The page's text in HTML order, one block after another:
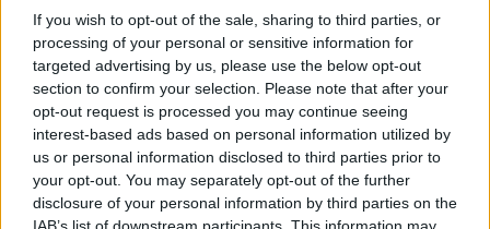
If you wish to opt-out of the sale, sharing to third parties, or
processing of your personal or sensitive information for
targeted advertising by us, please use the below opt-out
section to confirm your selection. Please note that after your
opt-out request is processed you may continue seeing
interest-based ads based on personal information utilized by
us or personal information disclosed to third parties prior to
your opt-out. You may separately opt-out of the further
disclosure of your personal information by third parties on the
IAB’s list of downstream participants. This information may
zmagań. Przypomnijmy, że w piątkowe południe G2
podejmie mistrzów koreańskiej ligi LCK, SK telecom T1
na czele z Lee "Fakerem" Sang-hyeokiem. Z kolei
wieczorem triumfatorzy LEC staną do walki z mistrzami
świata z 2018 roku, czyli Invictus Gaming.
Mimo, że oczy większości polskich kibiców będą
skupione na spotkaniach z udziałem naszego rodaka,
to należy także spojrzeć na pozostałe ujawnione